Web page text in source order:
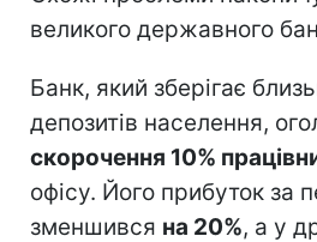
великого державного
Банк, який зберігає
депозитів населення,
скорочення 10%
офісу. Його прибуток за
зменшився на 20%, а у